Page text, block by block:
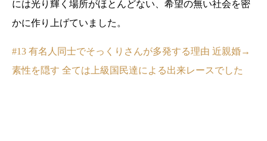
には光り輝く場所がほとんどない、希望の無い社会を密
かに作り上げていました。
#13 有名人同士でそっくりさんが多発する理由 近親婚→
素性を隠す 全ては上級国民達による出来レースでした